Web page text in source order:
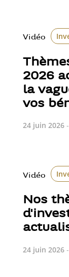
Vidéo
2026
la
vos
24 juin 2026-
Vidéo
Nos
24 juin 2026-